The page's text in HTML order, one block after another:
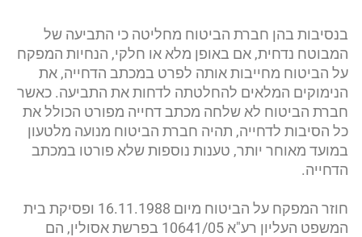
בנסיבות בהן חברת הביטוח מחליטה כי התביעה של
המבוטח נדחית, אם באופן מלא או חלקי, הנחיות המפקח
על הביטוח מחייבות אותה לפרט במכתב הדחייה, את
הנימוקים המלאים להחלטתה לדחות את התביעה. כאשר
חברת הביטוח לא שלחה מכתב דחייה מפורט הכולל את
כל הסיבות לדחייה, תהיה חברת הביטוח מנועה מלטעון
במועד מאוחר יותר, טענות נוספות שלא פורטו במכתב
הדחייה.
חוזר המפקח על הביטוח מיום 16.11.1988 ופסיקת בית
המשפט העליון רע"א 10641/05 בפרשת אסולין, הם